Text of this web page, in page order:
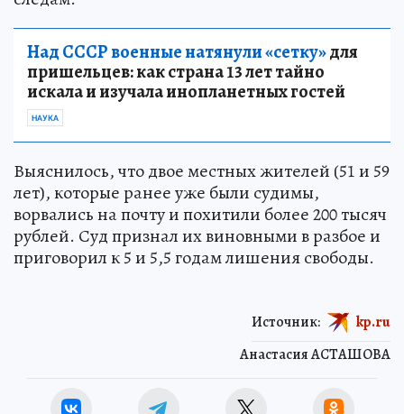
Над СССР военные натянули «сетку»для
пришельцев: как страна 13 лет тайно
искала и изучала инопланетных гостей
НАУКА
Выяснилось, что двое местных жителей (51 и 59
лет), которые ранее уже были судимы,
ворвались на почту и похитили более 200 тысяч
рублей. Суд признал их виновными в разбое и
приговорил к 5 и 5,5 годам лишения свободы.
Анастасия АСТАШОВА
Источник: kp.ru